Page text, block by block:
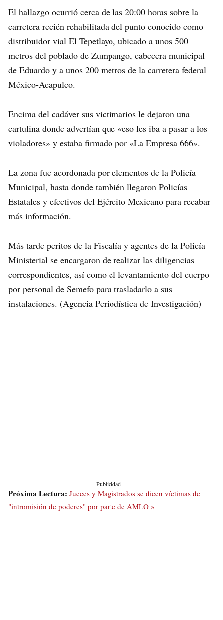
El hallazgo ocurrió cerca de las 20:00 horas sobre la
carretera recién rehabilitada del punto conocido como
distribuidor vial El Tepetlayo, ubicado a unos 500
metros del poblado de Zumpango, cabecera municipal
de Eduardo y a unos 200 metros de la carretera federal
México-Acapulco.
Encima del cadáver sus victimarios le dejaron una
cartulina donde advertían que «eso les iba a pasar a los
violadores» y estaba firmado por «La Empresa 666».
La zona fue acordonada por elementos de la Policía
Municipal, hasta donde también llegaron Policías
Estatales y efectivos del Ejército Mexicano para recabar
más información.
Más tarde peritos de la Fiscalía y agentes de la Policía
Ministerial se encargaron de realizar las diligencias
correspondientes, así como el levantamiento del cuerpo
por personal de Semefo para trasladarlo a sus
instalaciones. (Agencia Periodística de Investigación)
Publicidad
Próxima Lectura: Jueces y Magistrados se dicen víctimas de
"intromisión de poderes" por parte de AMLO »